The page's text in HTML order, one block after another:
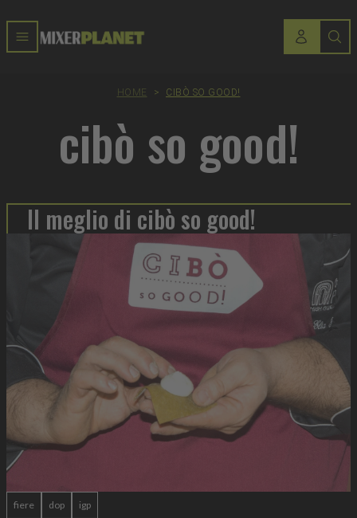
HOME > CIBÒ SO GOOD!
cibò so good!
Il meglio di cibò so good!
fiere dop igp